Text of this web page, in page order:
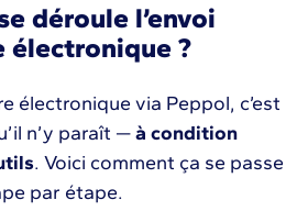
déroule l’envoi
électronique ?
électronique via Peppol, c’est
n’y paraît —à condition
. Voici comment ça se passe
par étape.